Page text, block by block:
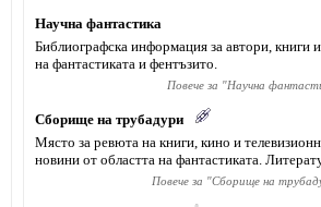
Научна фантастика
Библиографска информация за автори, книги
на фантастиката и фентъзито.
Повече за "Научна
Сборище на трубадури
Място за ревюта на книги, кино и
новини от областта на фантастиката.
Повече за "Сборище на